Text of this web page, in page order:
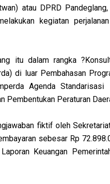
atau DPRD
kegiatan
itu dalam rangka
di luar Pembahasan
Agenda Standarisasi
Pembentukan Peraturan
fiktif oleh
sebesar Rp
Keuangan